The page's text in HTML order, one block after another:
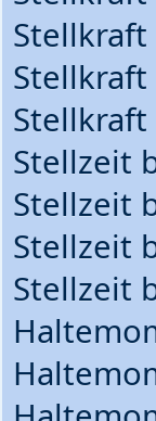
Stellkraft
Stellkraft
Stellkraft
Stellzeit
Stellzeit
Stellzeit
Stellzeit